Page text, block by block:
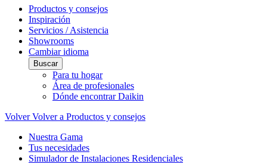
Productos y consejos
Inspiración
Servicios / Asistencia
Showrooms
Cambiar idioma
Buscar
Para tu hogar
Área de profesionales
Dónde encontrar Daikin
Volver Volver a Productos y consejos
Nuestra Gama
Tus necesidades
Simulador de Instalaciones Residenciales